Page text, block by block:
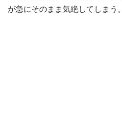
が急にそのまま気絶してしまう。